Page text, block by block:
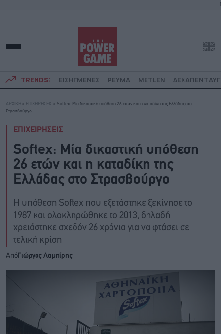
TRENDS: ΕΙΣΗΓΜΕΝΕΣ ΡΕΥΜΑ METLEN
ΑΡΧΙΚΗ » ΕΠΙΧΕΙΡΗΣΕΙΣ » Softex: Μία δικαστική υπόθεση 26 ετών και η καταδίκη της Ελλάδας στο
Στρασβούργο
ΕΠΙΧΕΙΡΗΣΕΙΣ
Softex: Μία δικαστική υπόθεση
26 ετών και η καταδίκη της
Ελλάδας στο Στρασβούργο
Η υπόθεση Softex που εξετάστηκε ξεκίνησε το
1987 και ολοκληρώθηκε το 2013, δηλαδή
χρειάστηκε σχεδόν 26 χρόνια για να φτάσει σε
τελική κρίση
ΑπόΓιώργος Λαμπίρης